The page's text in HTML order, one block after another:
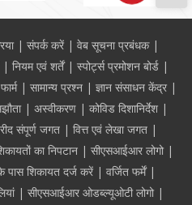
संपर्क करें
वेब सूचना प्रबंधक
नियम एवं शर्तें
स्पोर्ट्स प्रमोशन बोर्ड
फार्म सामान्य प्रश्न
ज्ञान संसाधन केंद्र
अस्वीकरण
कोविड दिशानिर्देश
संपूर्ण जगत
वित्त एवं लेखा जगत
का निपटान
सीएसआईआर लोगो
शिकायत दर्ज करें
वर्जित फर्में
सीएसआईआर ओडब्ल्यूओटी लोगो